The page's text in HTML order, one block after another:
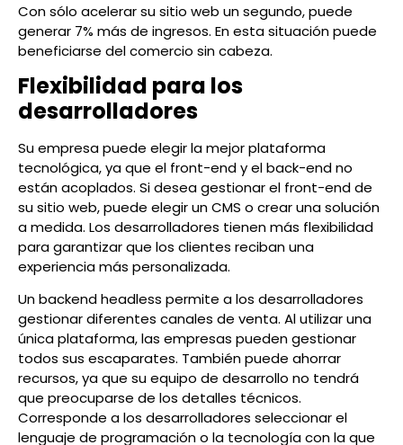
Con sólo acelerar su sitio web un segundo, puede
generar 7% más de ingresos. En esta situación puede
beneficiarse del comercio sin cabeza.
Flexibilidad para los
desarrolladores
Su empresa puede elegir la mejor plataforma
tecnológica, ya que el front-end y el back-end no
están acoplados. Si desea gestionar el front-end de
su sitio web, puede elegir un CMS o crear una solución
a medida. Los desarrolladores tienen más flexibilidad
para garantizar que los clientes reciban una
experiencia más personalizada.
Un backend headless permite a los desarrolladores
gestionar diferentes canales de venta. Al utilizar una
única plataforma, las empresas pueden gestionar
todos sus escaparates. También puede ahorrar
recursos, ya que su equipo de desarrollo no tendrá
que preocuparse de los detalles técnicos.
Corresponde a los desarrolladores seleccionar el
lenguaje de programación o la tecnología con la que